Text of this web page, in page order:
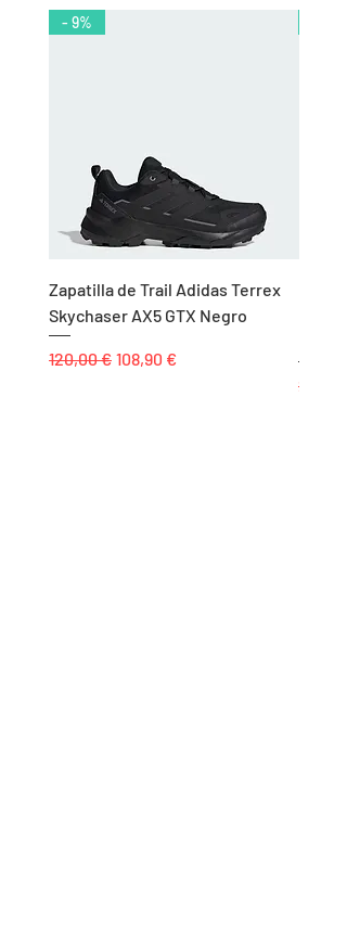
- 9%
Zapatilla de Trail Adidas Terrex
Skychaser AX5 GTX Negro
Precio
120,00 € Precio de oferta
108,90 €
Precio
25,00 €